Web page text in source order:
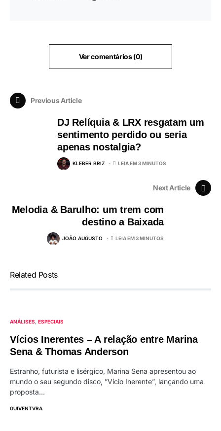
Ver comentários (0)
Previous Article
DJ Relíquia & LRX resgatam um
sentimento perdido ou seria
apenas nostalgia?
KLEBER BRIZ LEIA EM 3 MINUTOS
Next Article
Melodia & Barulho: um trem com
destino a Baixada
JOÃO AUGUSTO LEIA EM 3 MINUTOS
Related Posts
ANÁLISES ESPECIAIS
Vícios Inerentes – A relação entre Marina
Sena & Thomas Anderson
Estranho, futurista e lisérgico, Marina Sena apresentou ao
mundo o seu segundo disco, ”Vício Inerente”, lançando uma
proposta…
GUIVENTVRA